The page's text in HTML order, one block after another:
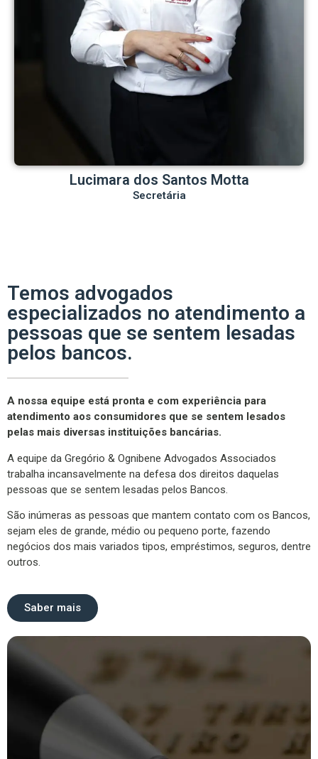
Lucimara dos Santos Motta
Secretária
Temos advogados
especializados no atendimento a
pessoas que se sentem lesadas
pelos bancos.
A nossa equipe está pronta e com experiência para
atendimento aos consumidores que se sentem lesados
pelas mais diversas instituições bancárias.
A equipe da Gregório & Ognibene Advogados Associados
trabalha incansavelmente na defesa dos direitos daquelas
pessoas que se sentem lesadas pelos Bancos.
São inúmeras as pessoas que mantem contato com os Bancos,
sejam eles de grande, médio ou pequeno porte, fazendo
negócios dos mais variados tipos, empréstimos, seguros, dentre
outros.
Saber mais